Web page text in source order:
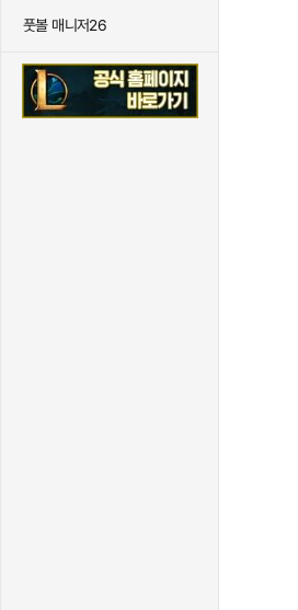
풋볼 매니저26